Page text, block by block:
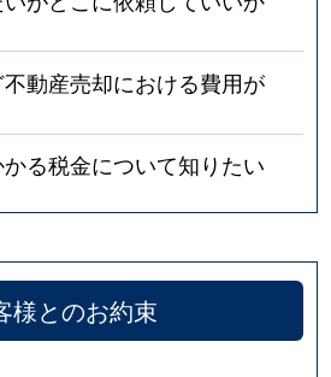
動産売却における費用が
る税金について知りたい
様とのお約束